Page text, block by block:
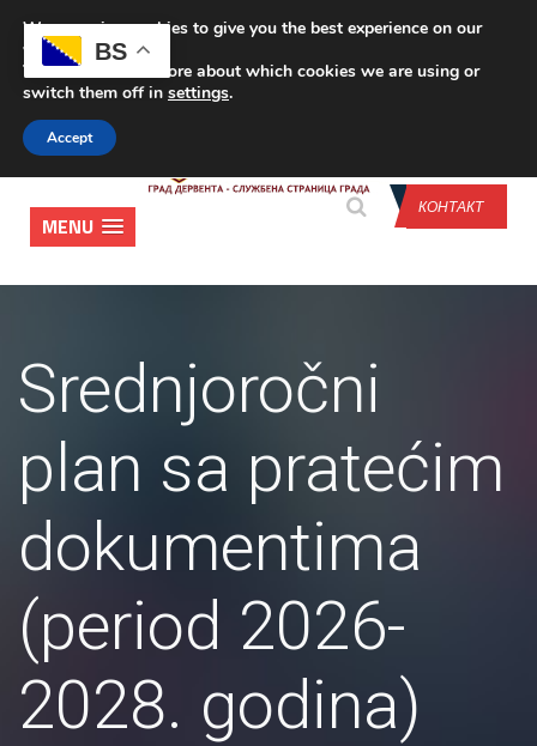
CONTACT US
КОНТАКТ
MENU
Srednjoročni
plan sa pratećim
dokumentima
(period 2026-
2028. godina)
BS
We are using cookies to give you the best experience on our
website.
You can find out more about which cookies we are using or
switch them off in settings.
Accept